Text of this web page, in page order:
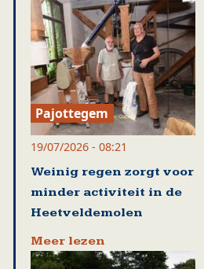
Pajottegem
19/07/2026 - 08:21
Weinig regen zorgt voor
minder activiteit in de
Heetveldemolen
Meer lezen